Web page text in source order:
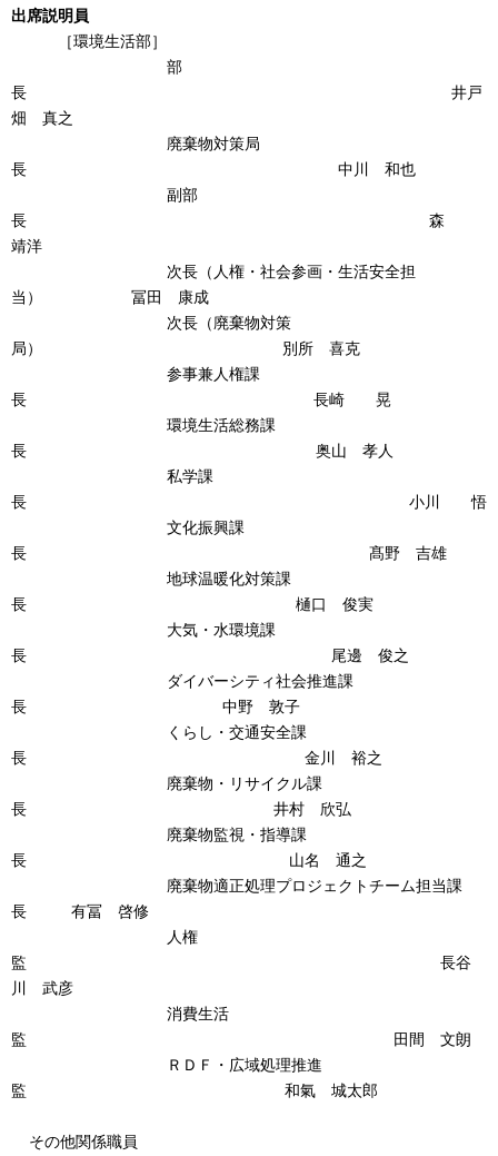
出席説明員
［環境生活部］
部
長 井戸
畑 真之
廃棄物対策局
長 中川 和也
副部
長 森
靖洋
次長（人権・社会参画・生活安全担
当） 冨田 康成
次長（廃棄物対策
局） 別所 喜克
参事兼人権課
長 長崎 晃
環境生活総務課
長 奥山 孝人
私学課
長 小川 悟
文化振興課
長 髙野 吉雄
地球温暖化対策課
長 樋口 俊実
大気・水環境課
長 尾邊 俊之
ダイバーシティ社会推進課
長 中野 敦子
くらし・交通安全課
長 金川 裕之
廃棄物・リサイクル課
長 井村 欣弘
廃棄物監視・指導課
長 山名 通之
廃棄物適正処理プロジェクトチーム担当課
長 有冨 啓修
人権
監 長谷
川 武彦
消費生活
監 田間 文朗
ＲＤＦ・広域処理推進
監 和氣 城太郎
その他関係職員